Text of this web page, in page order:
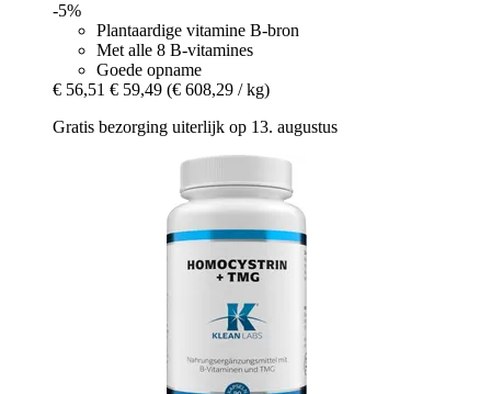
-5%
Plantaardige vitamine B-bron
Met alle 8 B-vitamines
Goede opname
€ 56,51 € 59,49 (€ 608,29 / kg)
Gratis bezorging uiterlijk op 13. augustus